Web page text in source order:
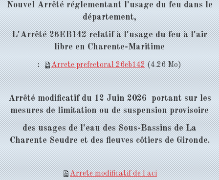
Nouvel Arrêté réglementant l'usage du feu dans le
département,
L'Arrêté 26EB142 relatif à l'usage du feu à l'air
libre en Charente-Maritime
: Arrete prefectoral 26eb142(4.26 Mo)
Arrêté modificatif du 12 Juin 2026 portant sur les
mesures de limitation ou de suspension provisoire
des usages de l'eau des Sous-Bassins de La
CharenteSeudre et des fleuves côtiers de Gironde.
Arrete modificatif de l aci